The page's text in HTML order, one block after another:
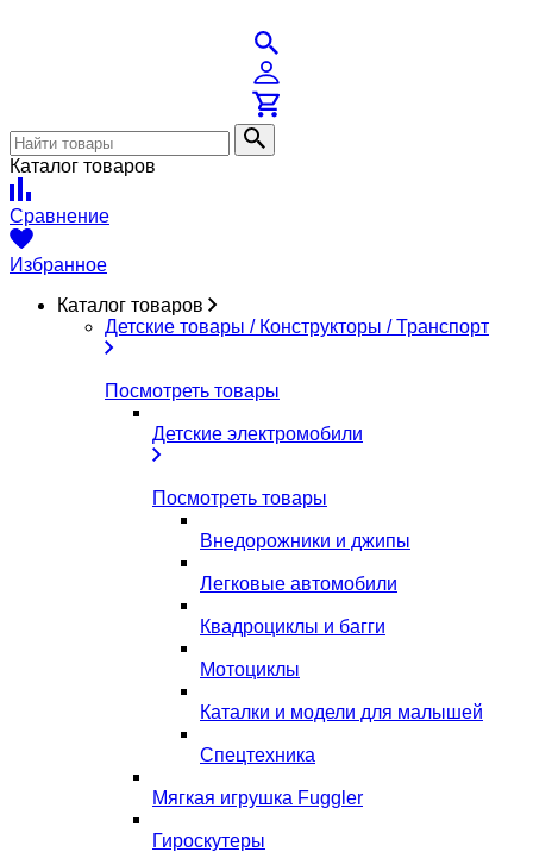
Каталог товаров
Сравнение
Избранное
Каталог товаров
Детские товары / Конструкторы / Транспорт
Посмотреть товары
Детские электромобили
Посмотреть товары
Внедорожники и джипы
Легковые автомобили
Квадроциклы и багги
Мотоциклы
Каталки и модели для малышей
Спецтехника
Мягкая игрушка Fuggler
Гироскутеры